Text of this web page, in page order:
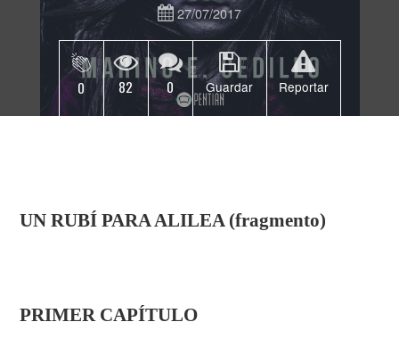
27/07/2017
0 82 0 Guardar Reportar
UN RUBÍ PARA ALILEA (fragmento)
PRIMER CAPÍTULO